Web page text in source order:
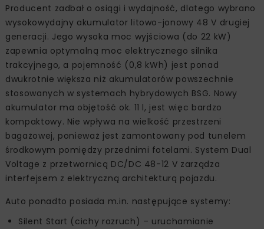
Producent zadbał o osiągi i wydajność, dlatego wybrano
wysokowydajny akumulator litowo-jonowy 48 V drugiej
generacji. Jego wysoka moc wyjściowa (do 22 kW)
zapewnia optymalną moc elektrycznego silnika
trakcyjnego, a pojemność (0,8 kWh) jest ponad
dwukrotnie większa niż akumulatorów powszechnie
stosowanych w systemach hybrydowych BSG. Nowy
akumulator ma objętość ok. 11 l, jest więc bardzo
kompaktowy. Nie wpływa na wielkość przestrzeni
bagażowej, ponieważ jest zamontowany pod tunelem
środkowym pomiędzy przednimi fotelami. System Dual
Voltage z przetwornicą DC/DC 48-12 V zarządza
interfejsem z elektryczną architekturą pojazdu.
Auto ponadto posiada m.in. następujące systemy:
Silent Start (cichy rozruch) – uruchamianie